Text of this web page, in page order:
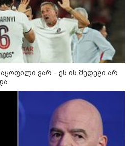
საზოგადოების
2008 წლის
საქართველოს აგვისტოს
18 წლისთავთან
ერთობლივ
ავრცელებენ
მელაშვილი - როგორც კი
რეგიონებში გასვლა
„ოცნებამ“ რეგიონებზე
სიმძიმის ცენტრი,
პოლიტიკური ფუნქცია
არჩევნებისთვის
საქართველო - მათი
მაქსიმალური
ოპოზიციის
ვარ - ეს ის შედეგი არ